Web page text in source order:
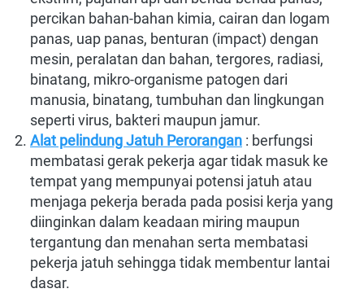
percikan bahan-bahan kimia, cairan dan logam
panas, uap panas, benturan (impact) dengan
mesin, peralatan dan bahan, tergores, radiasi,
binatang, mikro-organisme patogen dari
manusia, binatang, tumbuhan dan lingkungan
seperti virus, bakteri maupun jamur.
Alat pelindung Jatuh Perorangan : berfungsi
membatasi gerak pekerja agar tidak masuk ke
tempat yang mempunyai potensi jatuh atau
menjaga pekerja berada pada posisi kerja yang
diinginkan dalam keadaan miring maupun
tergantung dan menahan serta membatasi
pekerja jatuh sehingga tidak membentur lantai
dasar.